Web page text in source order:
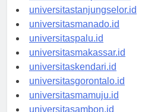
universitasbanjarbaru.id
universitastanjungselor.id
universitasmanado.id
universitaspalu.id
universitasmakassar.id
universitaskendari.id
universitasgorontalo.id
universitasmamuju.id